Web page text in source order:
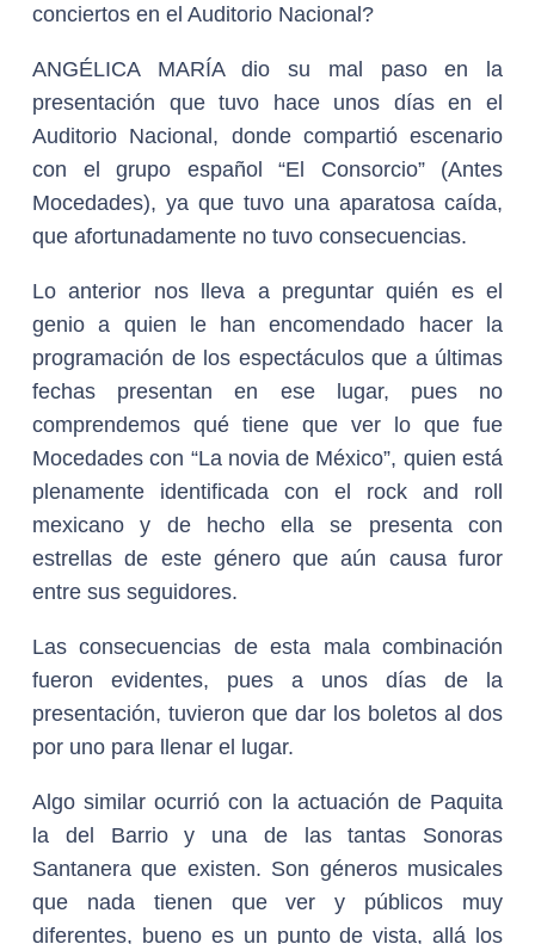
conciertos en el Auditorio Nacional?
ANGÉLICA MARÍA dio su mal paso en la
presentación que tuvo hace unos días en el
Auditorio Nacional, donde compartió escenario
con el grupo español “El Consorcio” (Antes
Mocedades), ya que tuvo una aparatosa caída,
que afortunadamente no tuvo consecuencias.
Lo anterior nos lleva a preguntar quién es el
genio a quien le han encomendado hacer la
programación de los espectáculos que a últimas
fechas presentan en ese lugar, pues no
comprendemos qué tiene que ver lo que fue
Mocedades con “La novia de México”, quien está
plenamente identificada con el rock and roll
mexicano y de hecho ella se presenta con
estrellas de este género que aún causa furor
entre sus seguidores.
Las consecuencias de esta mala combinación
fueron evidentes, pues a unos días de la
presentación, tuvieron que dar los boletos al dos
por uno para llenar el lugar.
Algo similar ocurrió con la actuación de Paquita
la del Barrio y una de las tantas Sonoras
Santanera que existen. Son géneros musicales
que nada tienen que ver y públicos muy
diferentes, bueno es un punto de vista, allá los